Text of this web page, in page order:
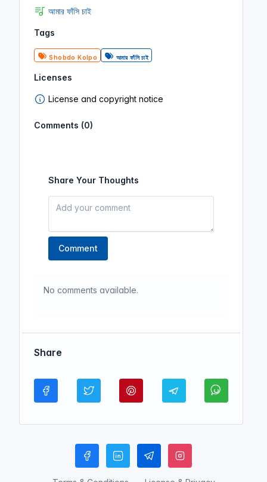
(আমার ফাঁসি চাই)
Shobdo Kolpo
আমার ফাঁসি চাই । পর্ব ১৫ । অডিওবুক ।
(আমার ফাঁসি চাই)
আমার ফাঁসি চাই
Shobdo Kolpo
আমার ফাঁসি চাই
Amar Fashi Chai । Audiobook
(আমার ফাঁসি চাই)
Shobdo Kolpo
আমার ফাঁসি চাই
Tags
Shobdo Kolpo আমার ফাঁসি চাই
Licenses
License and copyright notice
Comments (0)
Share Your Thoughts
Comment
No comments available.
Share